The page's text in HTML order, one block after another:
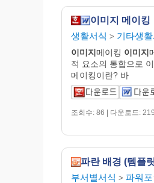
이미지 메이킹
생활서식 > 기타생
이미지메이킹 이미지
적 요소의 통합으로
메이킹이란? 바
조회수: 86 | 다운로드: 219
파란 배경 (템플
부서별서식 > 파워